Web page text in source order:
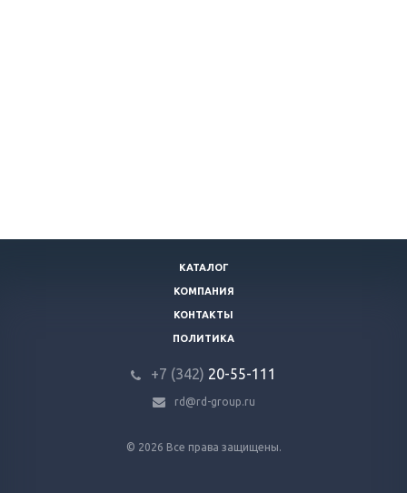
© 2026 Все права защищены.
КАТАЛОГ
КОМПАНИЯ
КОНТАКТЫ
ПОЛИТИКА
+7 (342) 20-55-111
rd@rd-group.ru